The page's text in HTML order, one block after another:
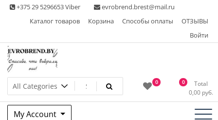
Skip +375 29 5296653 Viber
evrobrend.brest@mail.ru
Каталог товаров
Корзина Способы оплаты
ОТЗЫВЫ
Войти
Интернет-магазин одежды
second hand
0 0
Total
0,00 руб.
My Account